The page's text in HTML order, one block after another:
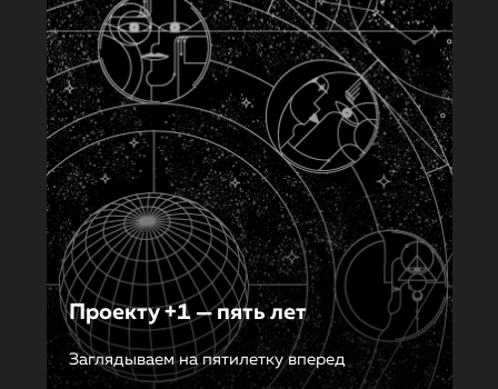
Проекту +1 — пять лет
Заглядываем на пятилетку вперед